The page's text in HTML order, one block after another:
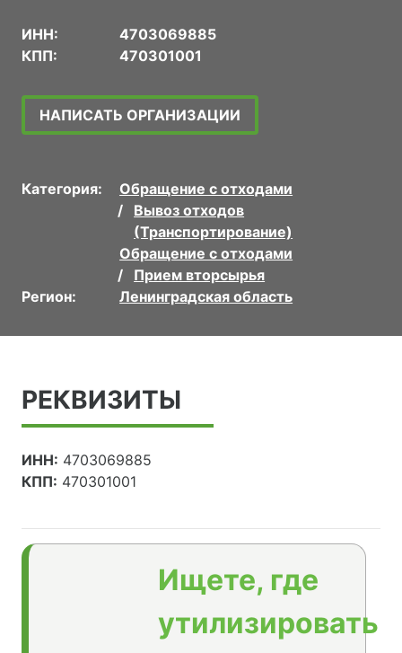
ИНН:
4703069885
КПП:
470301001
НАПИСАТЬ ОРГАНИЗАЦИИ
Категория:
Обращение с отходами
Вывоз отходов
(Транспортирование)
Обращение с отходами
Прием вторсырья
Регион:
Ленинградская область
РЕКВИЗИТЫ
ИНН: 4703069885
КПП: 470301001
Ищете, где
утилизировать